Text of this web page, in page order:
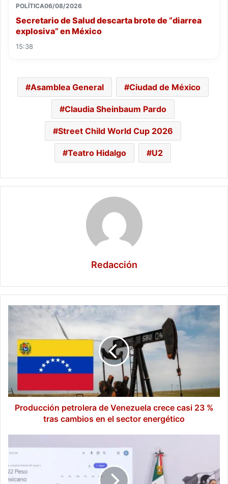
POLÍTICA06/08/2026
Secretario de Salud descarta brote de “diarrea
explosiva” en México
15:38
Asamblea General Ciudad de México
Claudia Sheinbaum Pardo
Street Child World Cup 2026
Teatro Hidalgo U2
Redacción
Producción
Venezuela
crece
casi
tras
cambios
energético
Producción petrolera de Venezuela crece casi 23 %
tras cambios en el sector energético
destaca
del
PACIC